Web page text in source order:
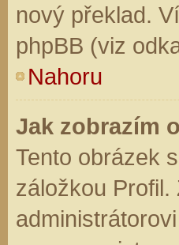
nový překlad.
phpBB (viz
Nahoru
Jak zobrazím
Tento obrázek
záložkou